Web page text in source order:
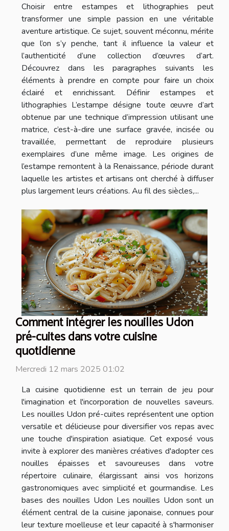
Choisir entre estampes et lithographies peut
transformer une simple passion en une véritable
aventure artistique. Ce sujet, souvent méconnu, mérite
que l’on s’y penche, tant il influence la valeur et
l’authenticité d’une collection d’œuvres d’art.
Découvrez dans les paragraphes suivants les
éléments à prendre en compte pour faire un choix
éclairé et enrichissant. Définir estampes et
lithographies L’estampe désigne toute œuvre d’art
obtenue par une technique d’impression utilisant une
matrice, c’est-à-dire une surface gravée, incisée ou
travaillée, permettant de reproduire plusieurs
exemplaires d’une même image. Les origines de
l’estampe remontent à la Renaissance, période durant
laquelle les artistes et artisans ont cherché à diffuser
plus largement leurs créations. Au fil des siècles,...
Comment intégrer les nouilles Udon
pré-cuites dans votre cuisine
quotidienne
Mercredi 12 mars 2025 01:02
La cuisine quotidienne est un terrain de jeu pour
l'imagination et l'incorporation de nouvelles saveurs.
Les nouilles Udon pré-cuites représentent une option
versatile et délicieuse pour diversifier vos repas avec
une touche d'inspiration asiatique. Cet exposé vous
invite à explorer des manières créatives d'adopter ces
nouilles épaisses et savoureuses dans votre
répertoire culinaire, élargissant ainsi vos horizons
gastronomiques avec simplicité et gourmandise. Les
bases des nouilles Udon Les nouilles Udon sont un
élément central de la cuisine japonaise, connues pour
leur texture moelleuse et leur capacité à s'harmoniser